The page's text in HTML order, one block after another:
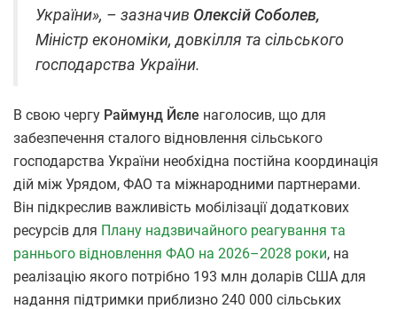
України», – зазначив Олексій Соболев,
Міністр економіки, довкілля та сільського
господарства України.
В свою чергу Раймунд Йєле наголосив, що для
забезпечення сталого відновлення сільського
господарства України необхідна постійна координація
дій між Урядом, ФАО та міжнародними партнерами.
Він підкреслив важливість мобілізації додаткових
ресурсів для Плану надзвичайного реагування та
раннього відновлення ФАО на 2026–2028 роки, на
реалізацію якого потрібно 193 млн доларів США для
надання підтримки приблизно 240 000 сільських